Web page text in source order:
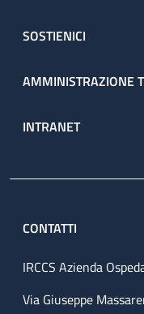
SOSTIENICI
AMMINISTRAZIONE
INTRANET
CONTATTI
IRCCS Azienda
Via Giuseppe